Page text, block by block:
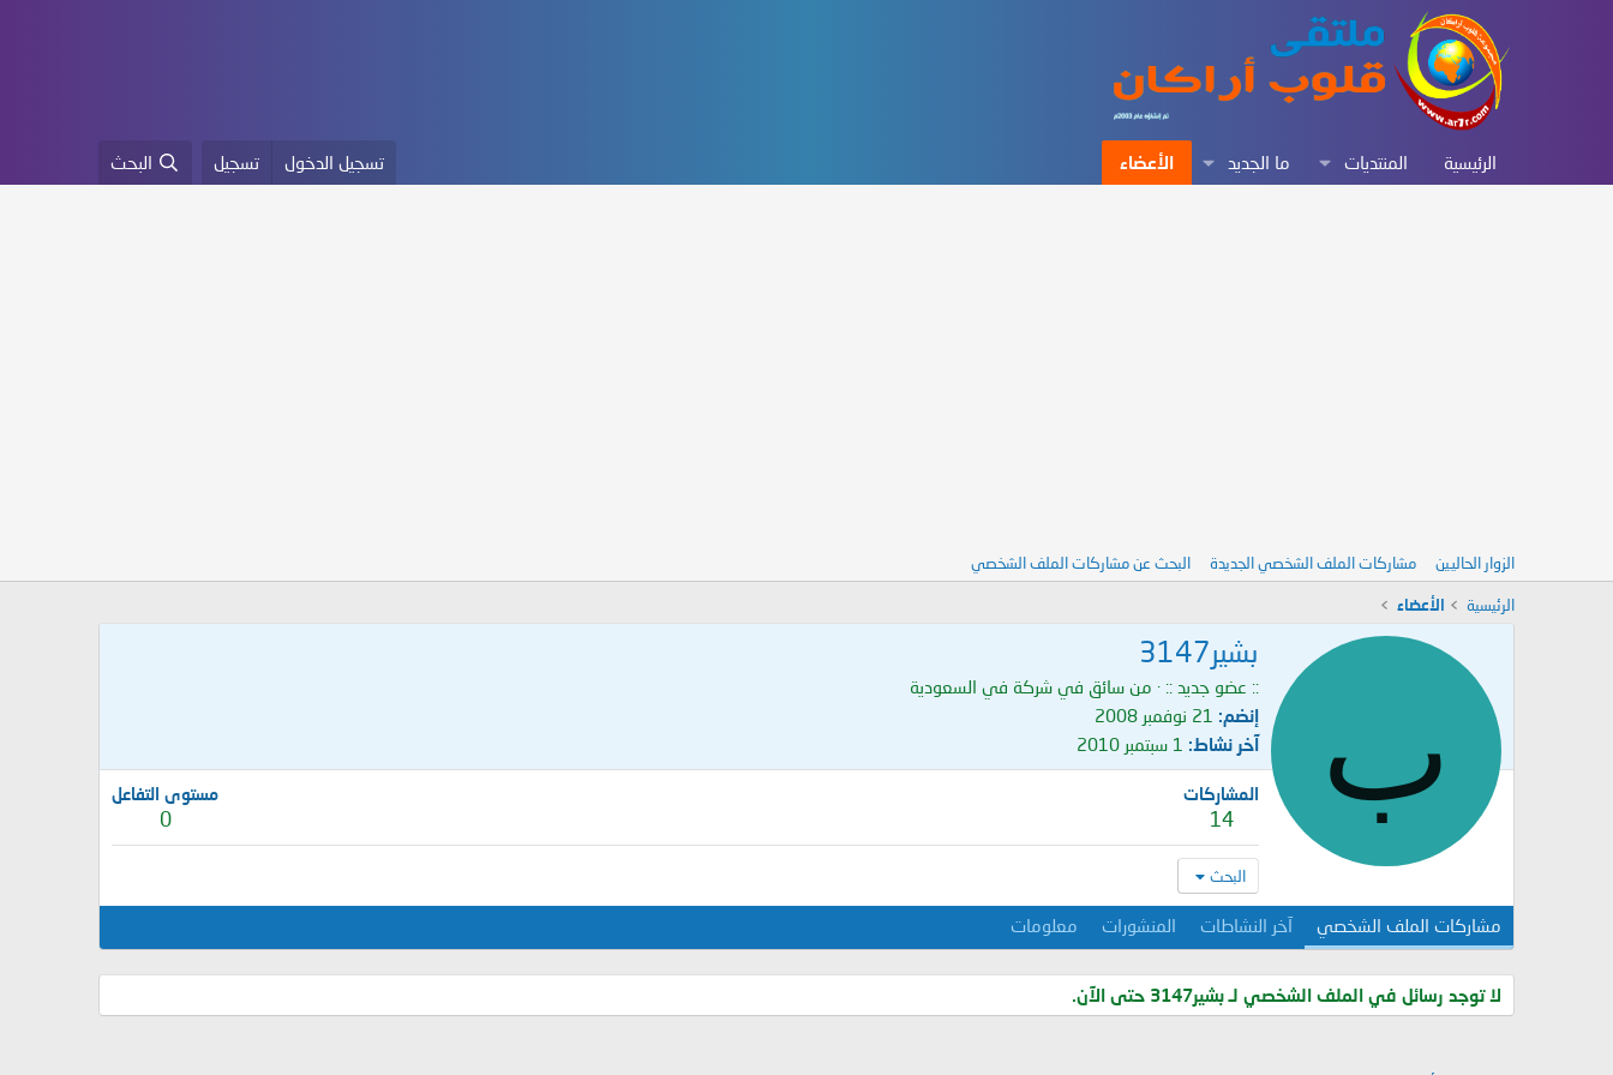
الرئيسية المنتديات ما الجديد الأعضاء تسجيل الدخول تسجيل البحث
الزوار الحاليين مشاركات الملف الشخصي الجديدة البحث عن مشاركات الملف الشخصي
الرئيسية الأعضاء
ب
بشير3147
:: عضو جديد :: · من سائق في شركة في السعودية
إنضم
21 نوفمبر 2008
آخر نشاط
1 سبتمبر 2010
المشاركات
14
مستوى التفاعل
0
البحث
مشاركات الملف الشخصي آخر النشاطات المنشورات معلومات
لا توجد رسائل في الملف الشخصي لـ بشير3147 حتى الآن.